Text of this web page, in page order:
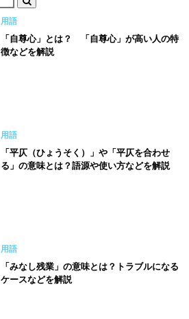
用語
「自尊心」とは？ 「自尊心」が高い人の特
徴などを解説
用語
「平仄（ひょうそく）」や「平仄を合わせ
る」の意味とは？語源や使い方などを解説
用語
「みなし残業」の意味とは？トラブルになる
ケースなどを解説